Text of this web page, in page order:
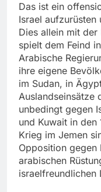
Das ist ein
Israel aufzurüsten
Dies allein mit der
spielt dem Feind
Arabische
ihre eigene
im Sudan, in
Auslandseinsätze
unbedingt gegen
und Kuwait in
Krieg im Jemen
Opposition
arabischen
israelfreundlichen